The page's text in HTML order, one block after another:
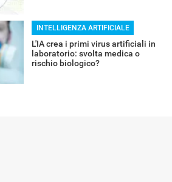
INTELLIGENZA ARTIFICIALE
L'IA crea i primi virus artificiali in
laboratorio: svolta medica o
rischio biologico?